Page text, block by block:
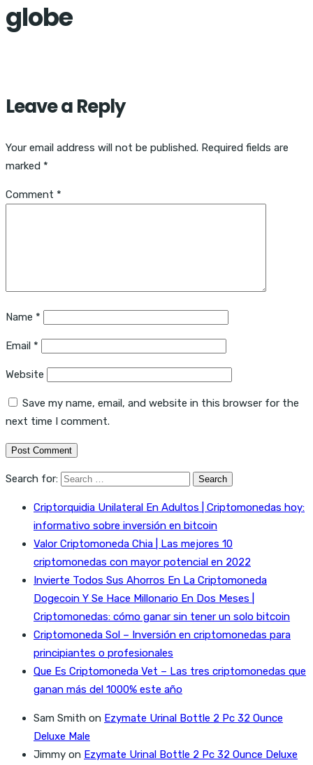
globe
Leave a Reply
Your email address will not be published. Required fields are
marked *
Comment *
Name *
Email *
Website
Save my name, email, and website in this browser for the
next time I comment.
Search for:
Criptorquidia Unilateral En Adultos | Criptomonedas hoy:
informativo sobre inversión en bitcoin
Valor Criptomoneda Chia | Las mejores 10
criptomonedas con mayor potencial en 2022
Invierte Todos Sus Ahorros En La Criptomoneda
Dogecoin Y Se Hace Millonario En Dos Meses |
Criptomonedas: cómo ganar sin tener un solo bitcoin
Criptomoneda Sol – Inversión en criptomonedas para
principiantes o profesionales
Que Es Criptomoneda Vet – Las tres criptomonedas que
ganan más del 1000% este año
Sam Smith on Ezymate Urinal Bottle 2 Pc 32 Ounce
Deluxe Male
Jimmy on Ezymate Urinal Bottle 2 Pc 32 Ounce Deluxe